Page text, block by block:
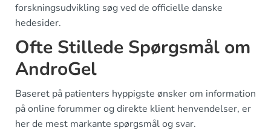
forskningsudvikling søg ved de officielle danske
hedesider.
Ofte Stillede Spørgsmål om
AndroGel
Baseret på patienters hyppigste ønsker om information
på online forummer og direkte klient henvendelser, er
her de mest markante spørgsmål og svar.